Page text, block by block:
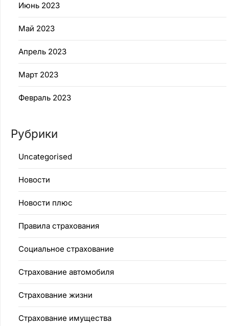
Июнь 2023
Май 2023
Апрель 2023
Март 2023
Февраль 2023
Рубрики
Uncategorised
Новости
Новости плюс
Правила страхования
Социальное страхование
Страхование автомобиля
Страхование жизни
Страхование имущества